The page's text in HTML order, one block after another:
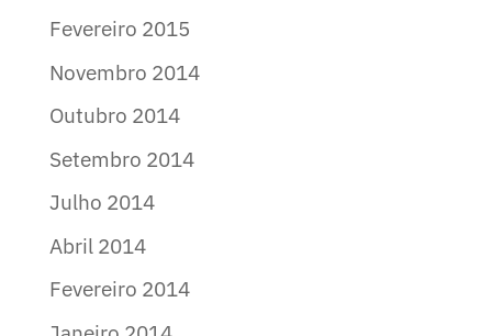
Fevereiro 2015
Novembro 2014
Outubro 2014
Setembro 2014
Julho 2014
Abril 2014
Fevereiro 2014